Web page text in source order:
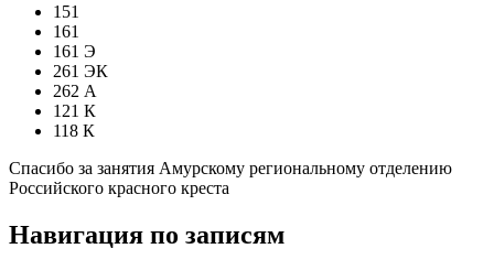
151
161
161 Э
261 ЭК
262 А
121 К
118 К
Спасибо за занятия Амурскому региональному отделению
Российского красного креста
Навигация по записям